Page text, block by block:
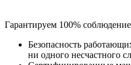
Гарантируем 100%
Безопасность
ни одного несчастного